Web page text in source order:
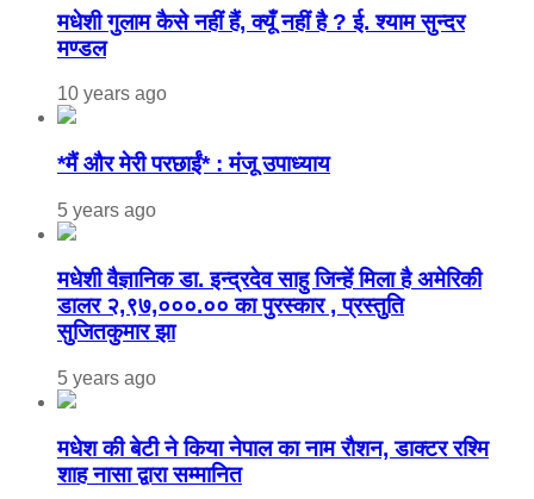
मधेशी गुलाम कैसे नहीं हैं, क्यूँ नहीं है ? ई. श्याम सुन्दर
मण्डल
10 years ago
*मैं और मेरी परछाईं* : मंजू उपाध्याय
5 years ago
मधेशी वैज्ञानिक डा. इन्द्रदेव साहु जिन्हें मिला है अमेरिकी
डालर २,९७,०००.०० का पुरस्कार , प्रस्तुति
सुजितकुमार झा
5 years ago
मधेश की बेटी ने किया नेपाल का नाम राैशन, डाक्टर रश्मि
शाह नासा द्वारा सम्मानित